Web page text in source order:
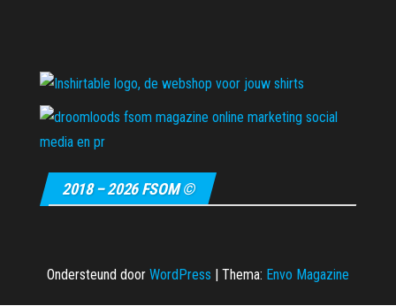
2018 – 2026 FSOM ©
Ondersteund door WordPress | Thema: Envo Magazine